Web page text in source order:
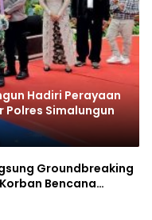
Hadiri Perayaan
Polres Simalungun
Groundbreaking
Bencana
Utara